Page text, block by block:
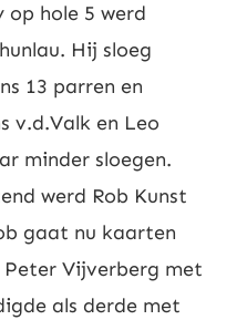
op hole 5 werd
Hij sloeg
13 parren en
v.d.Valk en Leo
minder sloegen.
werd Rob Kunst
gaat nu kaarten
Peter Vijverberg met
als derde met